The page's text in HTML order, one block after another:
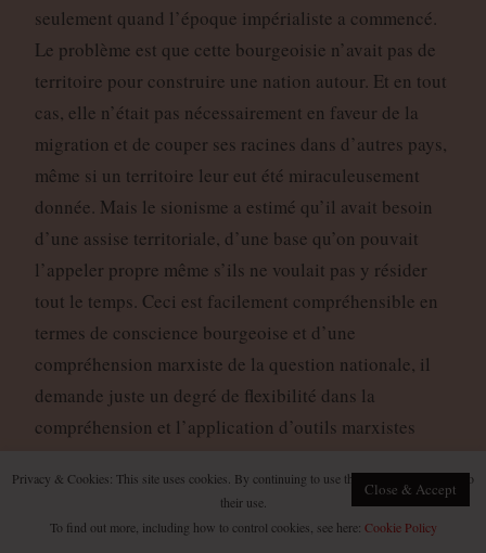
seulement quand l’époque impérialiste a commencé.
Le problème est que cette bourgeoisie n’avait pas de
territoire pour construire une nation autour. Et en tout
cas, elle n’était pas nécessairement en faveur de la
migration et de couper ses racines dans d’autres pays,
même si un territoire leur eut été miraculeusement
donnée. Mais le sionisme a estimé qu’il avait besoin
d’une assise territoriale, d’une base qu’on pouvait
l’appeler propre même s’ils ne voulait pas y résider
tout le temps. Ceci est facilement compréhensible en
termes de conscience bourgeoise et d’une
compréhension marxiste de la question nationale, il
demande juste un degré de flexibilité dans la
compréhension et l’application d’outils marxistes
appliquée à d’autres questions nationales plus claires.
Dans la première période du sionisme, évidemment,
Privacy & Cookies: This site uses cookies. By continuing to use this website, you agree to
their use.
To find out more, including how to control cookies, see here: Cookie Policy
Close & Accept